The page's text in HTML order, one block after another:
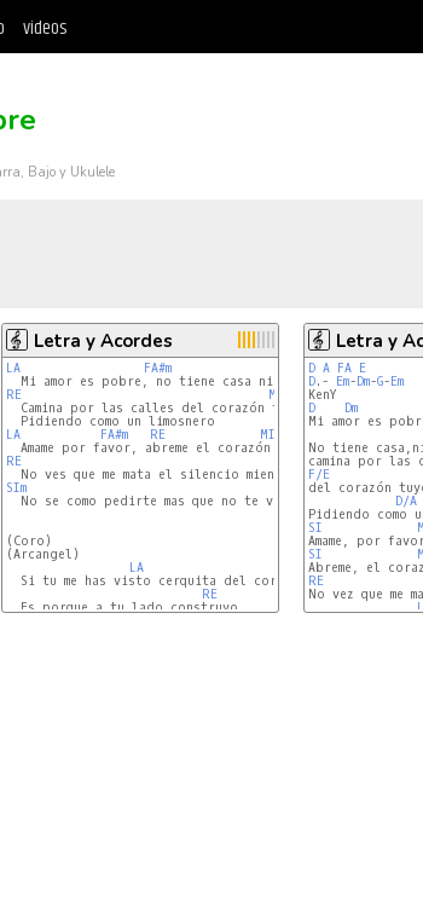
videos
Bajo y Ukulele
E
tuyo,
Letra y Acordes
LA
FA#m
RE
MI
  Camina por las calles del corazón tuyo,
LA
FA#m RE
MI
RE
MI
SIm
  No se como pedirte mas que no te vayas
(Coro)
(Arcangel)
LA
FA#m
  Si tu me has visto cerquita del corazón tuyo,
RE
  Es porque a tu lado construyo
Letra y
D A FA E
D.- Em-Dm-G-Em
D
Dm
Mi amor es
No tiene
F/E
D/A
SI
SI
RE